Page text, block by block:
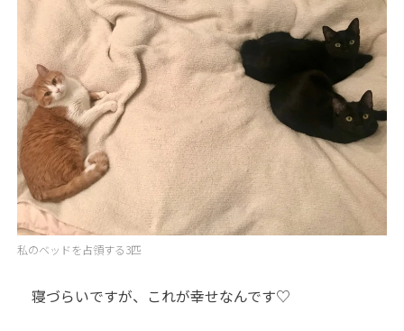
私のベッドを占領する3匹
寝づらいですが、これが幸せなんです♡